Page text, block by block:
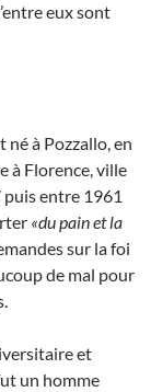
eux sont
né à Pozzallo, en
à Florence, ville
entre 1961
«du pain et la
sur la foi
de mal pour
et
un homme